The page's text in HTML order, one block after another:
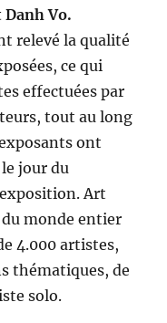
Vo.
relevé la qualité
ce qui
effectuées par
tout au long
ont
jour du
Art
du monde entier
4.000 artistes,
thématiques, de
solo.